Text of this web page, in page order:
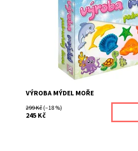
Dostupnost:
Momentálně
67
DetiArt
VÝROBA MÝDEL MOŘE
299 Kč(–18 %)
245 Kč